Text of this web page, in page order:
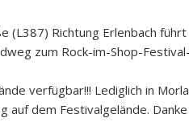
(L387) Richtung Erlenbach
zum Rock-im-Shop-
verfügbar!!! Lediglich in
auf dem Festivalgelände.